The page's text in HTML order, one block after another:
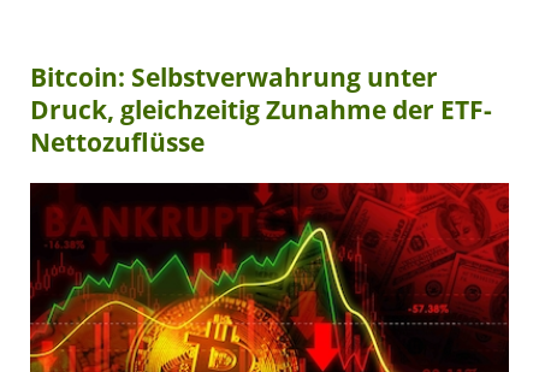
Bitcoin: Selbstverwahrung unter
Druck, gleichzeitig Zunahme der ETF-
Nettozuflüsse